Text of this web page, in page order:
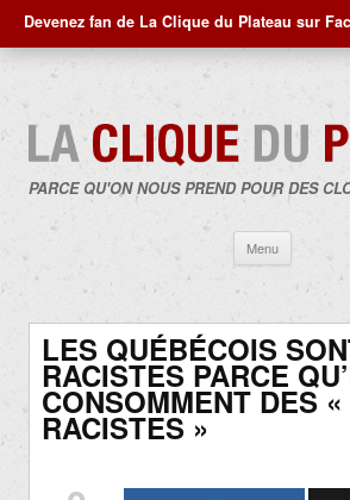
Devenez fan de La Clique du Plateau sur
PARCE QU'ON NOUS PREND POUR DES
Menu
contenu
LES QUÉBÉCOIS
RACISTES PARCE
CONSOMMENT DES
RACISTES »